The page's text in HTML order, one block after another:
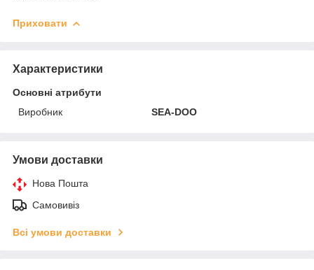
Приховати
Характеристики
Основні атрибути
Виробник
SEA-DOO
Умови доставки
Нова Пошта
Самовивіз
Всі умови доставки